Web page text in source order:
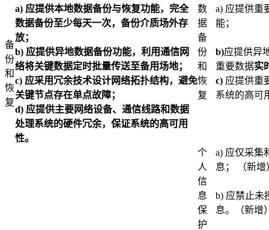
备
份
和
恢
复
a) 应提供本地数据备份与恢复功能，完全
数据备份至少每天一次，备份介质场外存
放；
数
据
备
份
和
恢
复
a) 应提供重
能；
b) 应提供异地数据备份功能，利用通信网
络将关键数据定时批量传送至备用场地；
b)应提供异
重要数据实
c) 应采用冗余技术设计网络拓扑结构，避免
关键节点存在单点故障；
c) 应提供重
系统的高可
d) 应提供主要网络设备、通信线路和数据
处理系统的硬件冗余，保证系统的高可用
性。
个
人
信
息
保
护
a) 应仅采集
息； （新增
b) 应禁止未
息。（新增